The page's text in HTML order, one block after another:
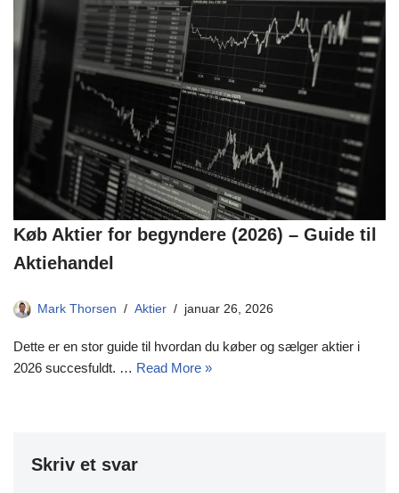
Køb Aktier for begyndere (2026) – Guide til
Aktiehandel
Mark Thorsen Aktier januar 26, 2026
Dette er en stor guide til hvordan du køber og sælger aktier i
2026 succesfuldt. … Read More »
Skriv et svar